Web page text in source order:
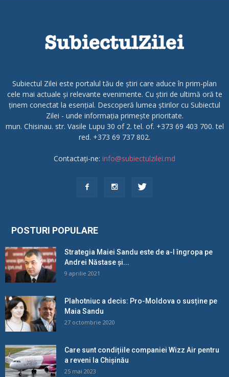
Subiectul Zilei este portalul tău de știri care aduce în prim-plan
cele mai actuale și relevante evenimente. Cu știri de ultimă oră te
ținem conectat la esențial. Descoperă lumea știrilor cu Subiectul
Zilei - unde informația primește prioritate.
mun. Chisinau. str. Vasile Lupu 30 of 2. tel. of. +373 69 403 700. tel
red. +373 69 737 802.
Contactați-ne: info@subiectulzilei.md
POSTURI POPULARE
Strategia Maiei Sandu este de a-l îngropa pe
Andrei Năstase și...
9 aprilie 2021
Plahotniuc a decis: Pro-Moldova o susține pe
Maia Sandu
27 octombrie 2020
Care sunt condițiile companiei Wizz Air pentru
a reveni la Chișinău
25 mai 2023